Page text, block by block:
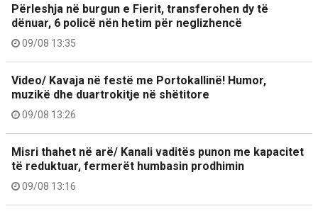
Përleshja në burgun e Fierit, transferohen dy të
dënuar, 6 policë nën hetim për neglizhencë
09/08 13:35
Video/ Kavaja në festë me Portokallinë! Humor,
muzikë dhe duartrokitje në shëtitore
09/08 13:26
Misri thahet në arë/ Kanali vaditës punon me kapacitet
të reduktuar, fermerët humbasin prodhimin
09/08 13:16